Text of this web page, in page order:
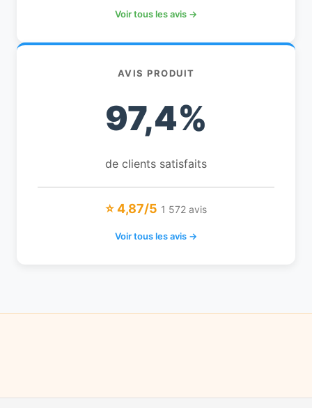
Voir tous les avis →
AVIS PRODUIT
97,4%
de clients satisfaits
⭐ 4,87/5 1 572 avis
Voir tous les avis →